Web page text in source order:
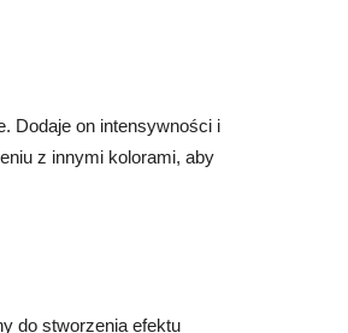
Dodaje on intensywności i
z innymi kolorami, aby
do stworzenia efektu